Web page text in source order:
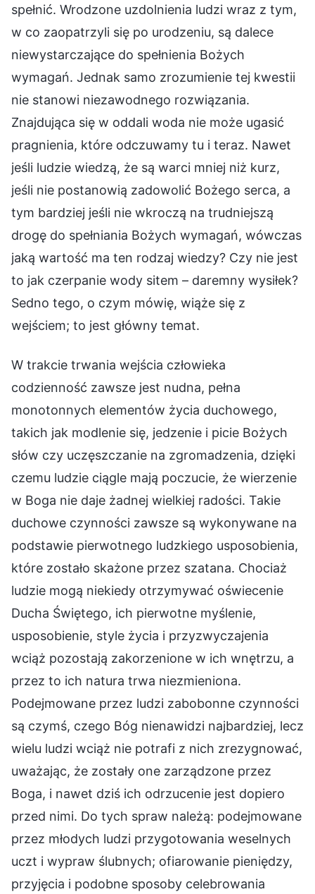
spełnić. Wrodzone uzdolnienia ludzi wraz z tym,
w co zaopatrzyli się po urodzeniu, są dalece
niewystarczające do spełnienia Bożych
wymagań. Jednak samo zrozumienie tej kwestii
nie stanowi niezawodnego rozwiązania.
Znajdująca się w oddali woda nie może ugasić
pragnienia, które odczuwamy tu i teraz. Nawet
jeśli ludzie wiedzą, że są warci mniej niż kurz,
jeśli nie postanowią zadowolić Bożego serca, a
tym bardziej jeśli nie wkroczą na trudniejszą
drogę do spełniania Bożych wymagań, wówczas
jaką wartość ma ten rodzaj wiedzy? Czy nie jest
to jak czerpanie wody sitem – daremny wysiłek?
Sedno tego, o czym mówię, wiąże się z
wejściem; to jest główny temat.
W trakcie trwania wejścia człowieka
codzienność zawsze jest nudna, pełna
monotonnych elementów życia duchowego,
takich jak modlenie się, jedzenie i picie Bożych
słów czy uczęszczanie na zgromadzenia, dzięki
czemu ludzie ciągle mają poczucie, że wierzenie
w Boga nie daje żadnej wielkiej radości. Takie
duchowe czynności zawsze są wykonywane na
podstawie pierwotnego ludzkiego usposobienia,
które zostało skażone przez szatana. Chociaż
ludzie mogą niekiedy otrzymywać oświecenie
Ducha Świętego, ich pierwotne myślenie,
usposobienie, style życia i przyzwyczajenia
wciąż pozostają zakorzenione w ich wnętrzu, a
przez to ich natura trwa niezmieniona.
Podejmowane przez ludzi zabobonne czynności
są czymś, czego Bóg nienawidzi najbardziej, lecz
wielu ludzi wciąż nie potrafi z nich zrezygnować,
uważając, że zostały one zarządzone przez
Boga, i nawet dziś ich odrzucenie jest dopiero
przed nimi. Do tych spraw należą: podejmowane
przez młodych ludzi przygotowania weselnych
uczt i wypraw ślubnych; ofiarowanie pieniędzy,
przyjęcia i podobne sposoby celebrowania